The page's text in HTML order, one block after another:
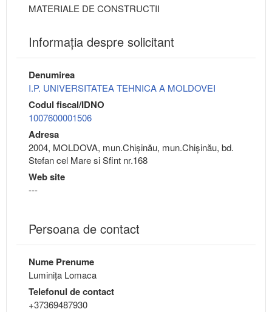
MATERIALE DE CONSTRUCTII
Informaţia despre solicitant
Denumirea
I.P. UNIVERSITATEA TEHNICA A MOLDOVEI
Codul fiscal/IDNO
1007600001506
Adresa
2004, MOLDOVA, mun.Chişinău, mun.Chişinău, bd.
Stefan cel Mare si Sfint nr.168
Web site
---
Persoana de contact
Nume Prenume
Luminiţa Lomaca
Telefonul de contact
+37369487930